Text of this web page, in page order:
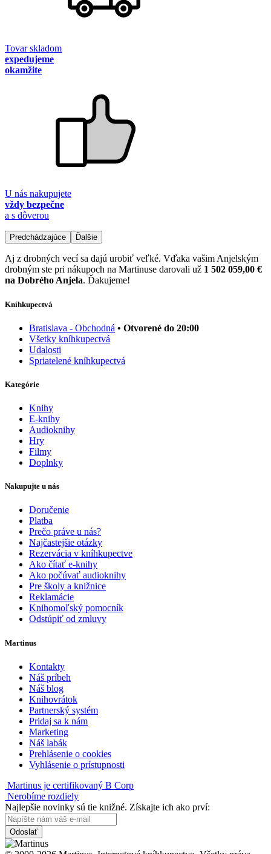
Tovar skladom
expedujeme
okamžite
U nás nakupujete
vždy bezpečne
a s dôverou
Predchádzajúce Ďalšie
Aj z drobných vecí sa dajú urobiť veľké. Vďaka vašim Anjelským
drobným ste pri nákupoch na Martinuse darovali už 1 502 059,00 €
na Dobrého Anjela. Ďakujeme!
Kníhkupectvá
Bratislava - Obchodná • Otvorené do 20:00
Všetky kníhkupectvá
Udalosti
Spriatelené kníhkupectvá
Kategórie
Knihy
E-knihy
Audioknihy
Hry
Filmy
Doplnky
Nakupujte u nás
Doručenie
Platba
Prečo práve u nás?
Najčastejšie otázky
Rezervácia v kníhkupectve
Ako čítať e-knihy
Ako počúvať audioknihy
Pre školy a knižnice
Reklamácie
Knihomoľský pomocník
Odstúpiť od zmluvy
Martinus
Kontakty
Náš príbeh
Náš blog
Knihovrátok
Partnerský systém
Pridaj sa k nám
Marketing
Náš labák
Prehlásenie o cookies
Vyhlásenie o prístupnosti
Martinus je certifikovaný B Corp
Nerobíme rozdiely
Najlepšie novinky sú tie knižné. Získajte ich ako prví:
Odoslať